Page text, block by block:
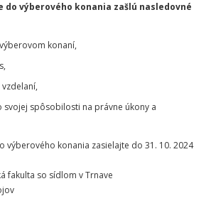
do výberového konania zašlú nasledovné
konaní,
svojej spôsobilosti na právne úkony a
výberového konania zasielajte do 31. 10. 2024
fakulta so sídlom v Trnave